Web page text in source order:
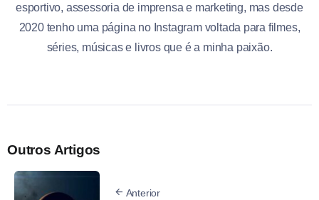
esportivo, assessoria de imprensa e marketing, mas desde
2020 tenho uma página no Instagram voltada para filmes,
séries, músicas e livros que é a minha paixão.
Outros Artigos
Anterior